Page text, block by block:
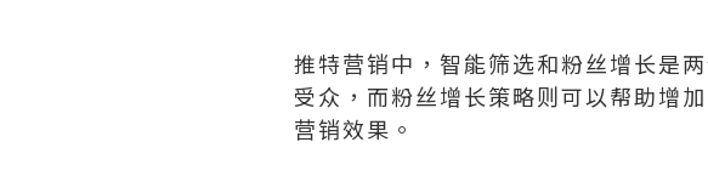
推特营销中，智能筛选和粉丝增长是
受众，而粉丝增长策略则可以帮助增
营销效果。